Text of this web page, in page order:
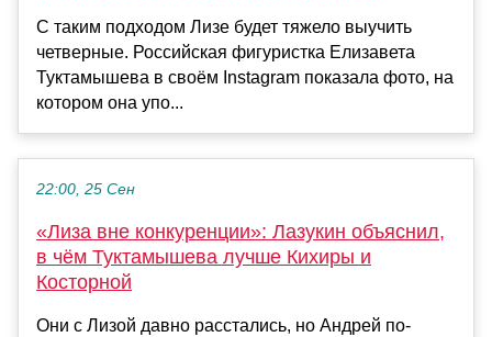
С таким подходом Лизе будет тяжело выучить
четверные. Российская фигуристка Елизавета
Туктамышева в своём Instagram показала фото, на
котором она упо...
22:00, 25 Сен
«Лиза вне конкуренции»: Лазукин объяснил,
в чём Туктамышева лучше Кихиры и
Косторной
Они с Лизой давно расстались, но Андрей по-